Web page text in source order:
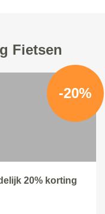
Fietsen
-20%
20% korting